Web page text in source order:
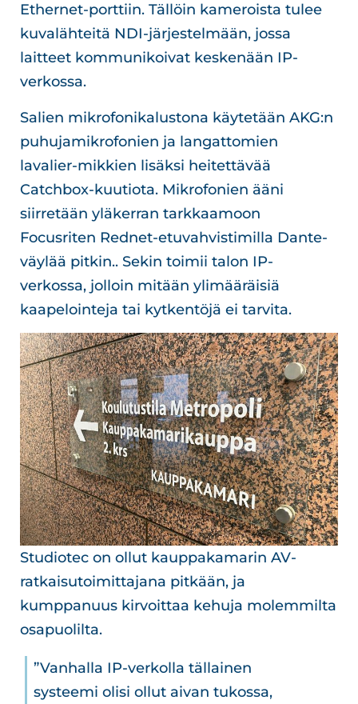
Ethernet-porttiin. Tällöin kameroista tulee
kuvalähteitä NDI-järjestelmään, jossa
laitteet kommunikoivat keskenään IP-
verkossa.
Salien mikrofonikalustona käytetään AKG:n
puhujamikrofonien ja langattomien
lavalier-mikkien lisäksi heitettävää
Catchbox-kuutiota. Mikrofonien ääni
siirretään yläkerran tarkkaamoon
Focusriten Rednet-etuvahvistimilla Dante-
väylää pitkin.. Sekin toimii talon IP-
verkossa, jolloin mitään ylimääräisiä
kaapelointeja tai kytkentöjä ei tarvita.
Studiotec on ollut kauppakamarin AV-
ratkaisutoimittajana pitkään, ja
kumppanuus kirvoittaa kehuja molemmilta
osapuolilta.
”Vanhalla IP-verkolla tällainen
systeemi olisi ollut aivan tukossa,